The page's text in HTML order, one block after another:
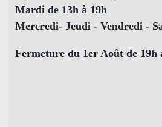
Mardi de 13h à 19h
Mercredi- Jeudi - Vendredi -
Fermeture du 1er Août de 19h